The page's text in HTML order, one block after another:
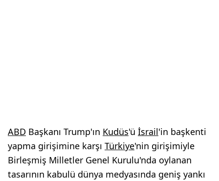
ABD Başkanı Trump'ın Kudüs'ü İsrail'in başkenti
yapma girişimine karşı Türkiye'nin girişimiyle
Birleşmiş Milletler Genel Kurulu'nda oylanan
tasarının kabulü dünya medyasında geniş yankı